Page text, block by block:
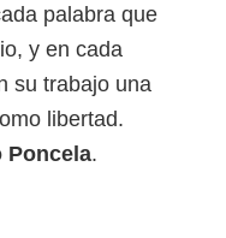
palabra que
y en cada
su trabajo una
libertad.
Poncela.